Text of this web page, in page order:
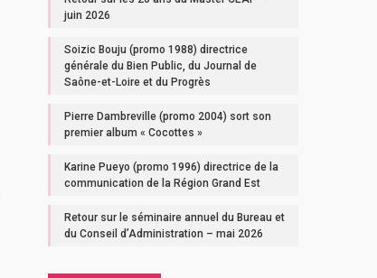
juin 2026
Soizic Bouju (promo 1988) directrice
générale du Bien Public, du Journal de
Saône-et-Loire et du Progrès
Pierre Dambreville (promo 2004) sort son
premier album « Cocottes »
Karine Pueyo (promo 1996) directrice de la
communication de la Région Grand Est
Retour sur le séminaire annuel du Bureau et
du Conseil d’Administration – mai 2026